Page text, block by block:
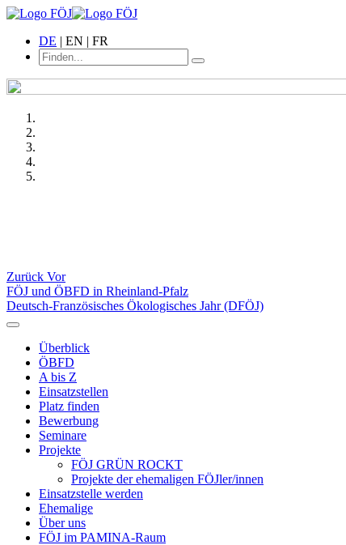
DE | EN | FR
Zurück Vor
FÖJ und ÖBFD in Rheinland-Pfalz
Deutsch-Französisches Ökologisches Jahr (DFÖJ)
Überblick
ÖBFD
A bis Z
Einsatzstellen
Platz finden
Bewerbung
Seminare
Projekte
FÖJ GRÜN ROCKT
Projekte der ehemaligen FÖJler/innen
Einsatzstelle werden
Ehemalige
Über uns
FÖJ im PAMINA-Raum